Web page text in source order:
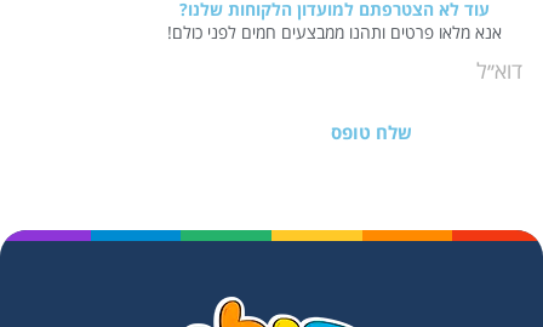
עוד לא הצטרפתם למועדון הלקוחות שלנו?
אנא מלאו פרטים ותהנו ממבצעים חמים לפני כולם!
שלח טופס